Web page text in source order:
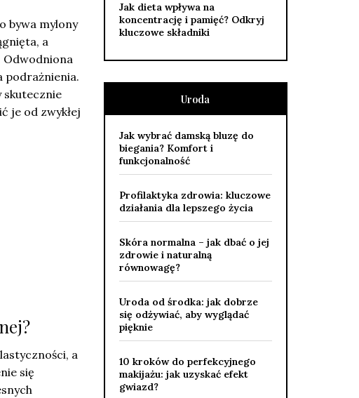
bywa mylony
a
Odwodniona
podrażnienia.
skutecznie
je od zwykłej
a
się
Jak dieta wpływa na
koncentrację i pamięć? Odkryj
kluczowe składniki
Uroda
Jak wybrać damską bluzę do
biegania? Komfort i
funkcjonalność
Profilaktyka zdrowia: kluczowe
działania dla lepszego życia
Skóra normalna – jak dbać o jej
zdrowie i naturalną
równowagę?
Uroda od środka: jak dobrze
się odżywiać, aby wyglądać
pięknie
10 kroków do perfekcyjnego
makijażu: jak uzyskać efekt
gwiazd?